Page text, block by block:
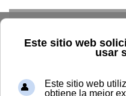
Inicio Estudiar Oferta